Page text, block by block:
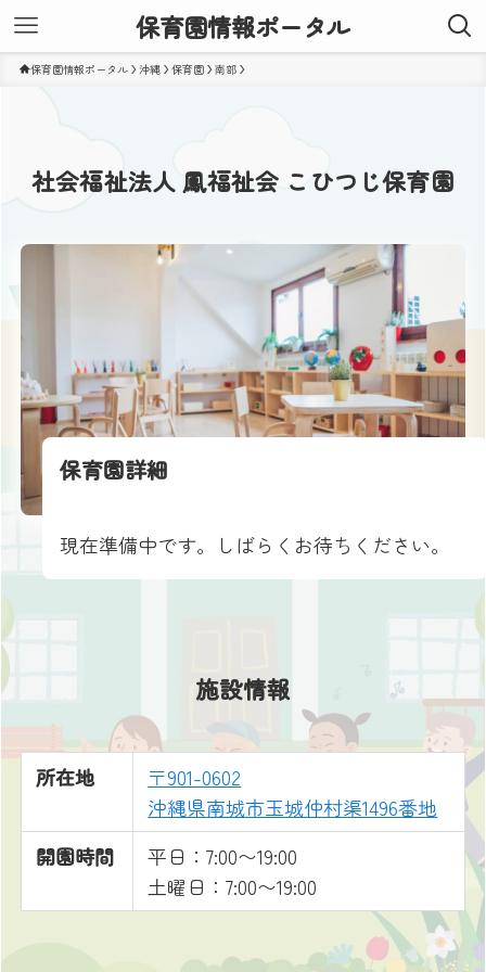
保育園情報ポータル
保育園情報ポータル 沖縄 保育園 南部
社会福祉法人 鳳福祉会 こひつじ保育園
保育園詳細
現在準備中です。しばらくお待ちください。
施設情報
所在地
〒901-0602
沖縄県南城市玉城仲村渠1496番地
開園時間
平日：7:00〜19:00
土曜日：7:00〜19:00